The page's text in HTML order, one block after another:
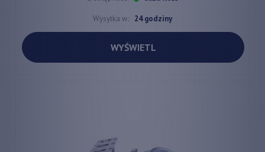
Wysyłka w: 24 godziny
WYŚWIETL